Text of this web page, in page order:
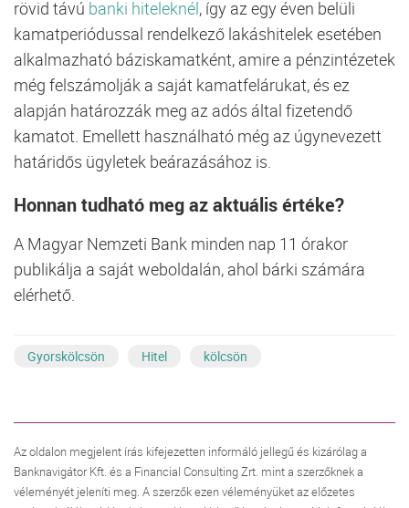
rövid távú banki hiteleknél, így az egy éven belüli
kamatperiódussal rendelkező lakáshitelek esetében
alkalmazható báziskamatként, amire a pénzintézetek
még felszámolják a saját kamatfelárukat, és ez
alapján határozzák meg az adós által fizetendő
kamatot. Emellett használható még az úgynevezett
határidős ügyletek beárazásához is.
Honnan tudható meg az aktuális értéke?
A Magyar Nemzeti Bank minden nap 11 órakor
publikálja a saját weboldalán, ahol bárki számára
elérhető.
Gyorskölcsön Hitel kölcsön
Az oldalon megjelent írás kifejezetten informáló jellegű és kizárólag a
Banknavigátor Kft. és a Financial Consulting Zrt. mint a szerzőknek a
véleményét jeleníti meg. A szerzők ezen véleményüket az előzetes